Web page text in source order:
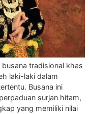
tradisional khas
laki-laki dalam
Busana ini
surjan hitam,
yang memiliki nilai